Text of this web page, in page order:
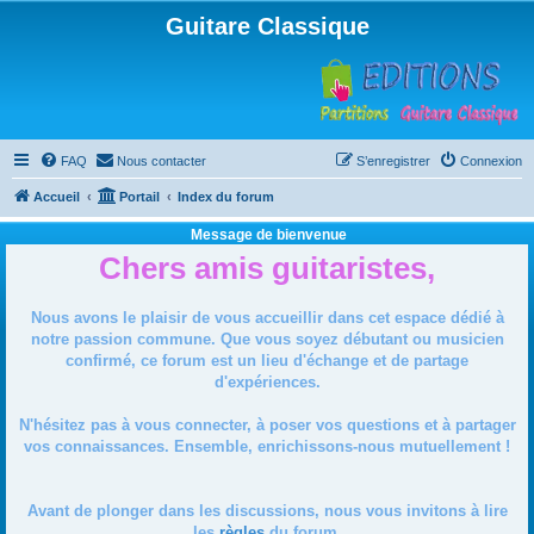
Guitare Classique
FAQ Nous contacter Connexion
S’enregistrer
Accueil Portail Index du forum
Message de bienvenue
Chers amis guitaristes,
Nous avons le plaisir de vous accueillir dans cet espace dédié à
notre passion commune. Que vous soyez débutant ou musicien
confirmé, ce forum est un lieu d'échange et de partage
d'expériences.
N'hésitez pas à vous connecter, à poser vos questions et à partager
vos connaissances. Ensemble, enrichissons-nous mutuellement !
Avant de plonger dans les discussions, nous vous invitons à lire